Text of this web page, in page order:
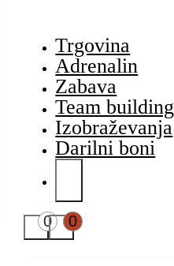
Trgovina
Adrenalin
Zabava
Team building
Izobraževanja
Darilni boni
0 0